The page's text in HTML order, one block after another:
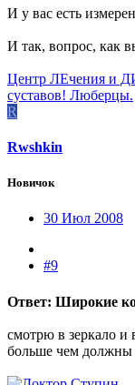
И у вас есть
И так, вопрос, как
Центр ЛЕчения и
суставов! Люберцы.
R
Rwshkin
Новичок
30 Июл 2008
#9
Ответ: Широкие
смотрю в зеркало и
больше чем должны